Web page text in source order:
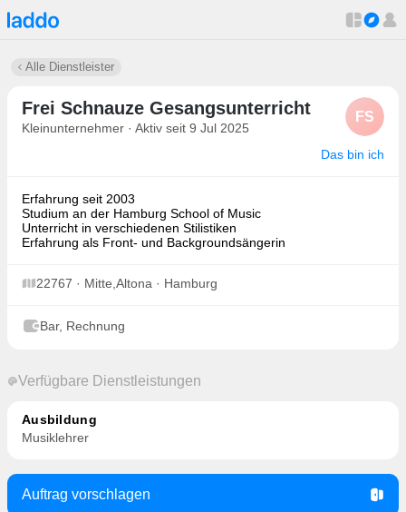
Alle Dienstleister
Frei Schnauze Gesangsunterricht
Kleinunternehmer · Aktiv seit 9 Jul 2025
FS
Das bin ich
Erfahrung seit 2003
Studium an der Hamburg School of Music
Unterricht in verschiedenen Stilistiken
Erfahrung als Front- und Backgroundsängerin
22767 · Mitte,Altona · Hamburg
Bar, Rechnung
Verfügbare Dienstleistungen
Ausbildung
Musiklehrer
Auftrag vorschlagen